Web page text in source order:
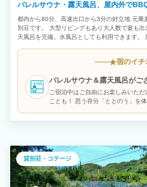
バレルサウナ・露天風呂、屋内外で
都内から80分、高速出口から3分の好立地 元蕎
別荘です。 大型リビングもあり大人数で宴も
天風呂を完備。水風呂としても利用できます。 思う存分「ととのう」を体験してみま
★宿のイチ
バレルサウナ＆露天風呂がご
ご宿泊中はご自由にお楽しみいた
ことも！ 思う存分「ととのう」を
貸別荘・コテージ